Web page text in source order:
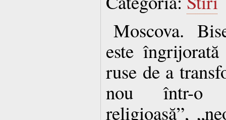
Moscova.
este
ruse de a
nou într-o
religioasă”,